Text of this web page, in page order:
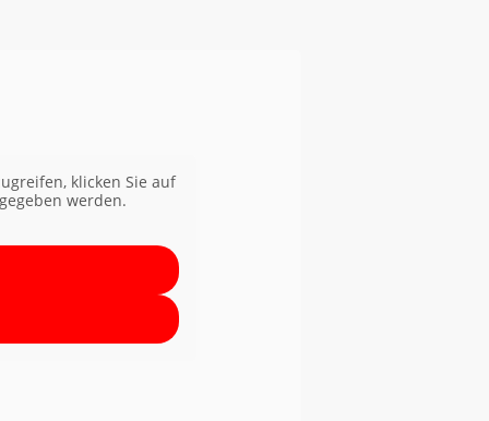
klicken Sie auf
werden.